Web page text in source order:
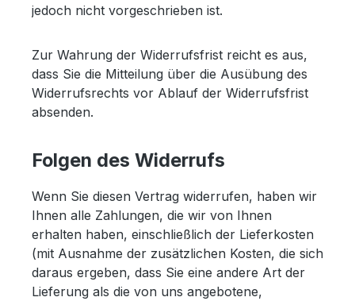
jedoch nicht vorgeschrieben ist.
Zur Wahrung der Widerrufsfrist reicht es aus,
dass Sie die Mitteilung über die Ausübung des
Widerrufsrechts vor Ablauf der Widerrufsfrist
absenden.
Folgen des Widerrufs
Wenn Sie diesen Vertrag widerrufen, haben wir
Ihnen alle Zahlungen, die wir von Ihnen
erhalten haben, einschließlich der Lieferkosten
(mit Ausnahme der zusätzlichen Kosten, die sich
daraus ergeben, dass Sie eine andere Art der
Lieferung als die von uns angebotene,